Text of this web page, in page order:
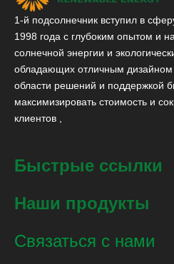
1-й подсолнечник вступил в
1998 года с глубоким опытом и
солнечной энергии и
обладающих отличным дизайном
области решений и поддержкой
максимизировать стоимость и
клиентов ,
Быстрые ссылки
Наши продукты
Связаться с нами